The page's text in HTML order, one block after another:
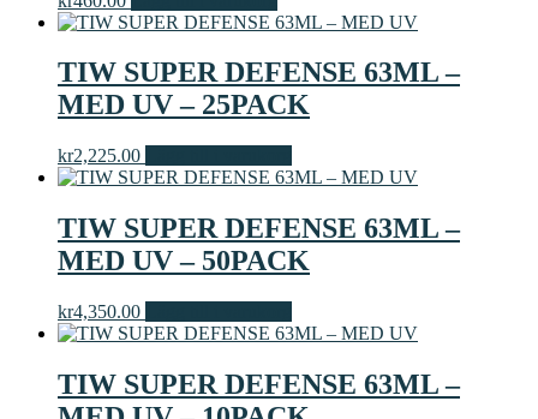
TIW SUPER DEFENSE 63ML –
MED UV – 25PACK
kr2,225.00
TIW SUPER DEFENSE 63ML –
MED UV – 50PACK
kr4,350.00
TIW SUPER DEFENSE 63ML –